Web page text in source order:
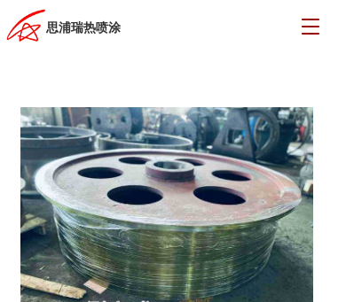
T
e
n
a
v
i
g
a
t
i
o
n
思浦瑞热喷涂